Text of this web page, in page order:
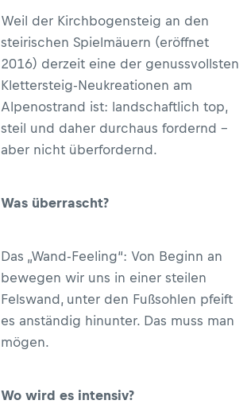
Weil der Kirchbogensteig an den
steirischen Spielmäuern (eröffnet
2016) derzeit eine der genussvollsten
Klettersteig-Neukreationen am
Alpenostrand ist: landschaftlich top,
steil und daher durchaus fordernd –
aber nicht überfordernd.
Was überrascht?
Das „Wand-Feeling“: Von Beginn an
bewegen wir uns in einer steilen
Felswand, unter den Fußsohlen pfeift
es anständig hinunter. Das muss man
mögen.
Wo wird es intensiv?